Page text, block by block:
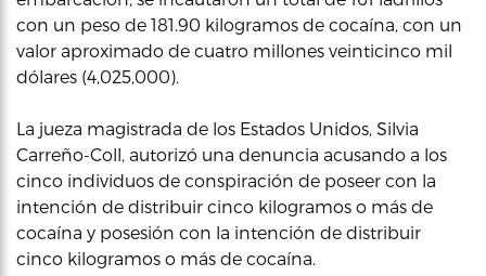
con un peso de 181.90 kilogramos de cocaína, con un
valor aproximado de cuatro millones veinticinco mil
dólares (4,025,000).
La jueza magistrada de los Estados Unidos, Silvia
Carreño-Coll, autorizó una denuncia acusando a los
cinco individuos de conspiración de poseer con la
intención de distribuir cinco kilogramos o más de
cocaína y posesión con la intención de distribuir
cinco kilogramos o más de cocaína.